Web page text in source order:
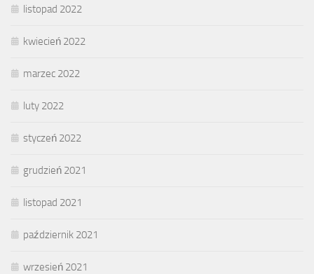
listopad 2022
kwiecień 2022
marzec 2022
luty 2022
styczeń 2022
grudzień 2021
listopad 2021
październik 2021
wrzesień 2021